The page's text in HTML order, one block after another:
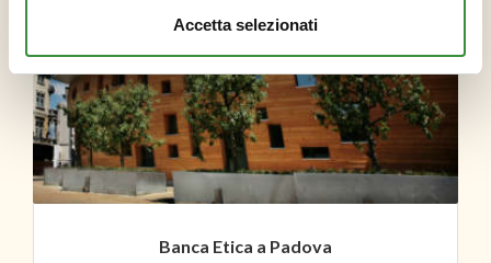
Accetta selezionati
Banca Etica a Padova